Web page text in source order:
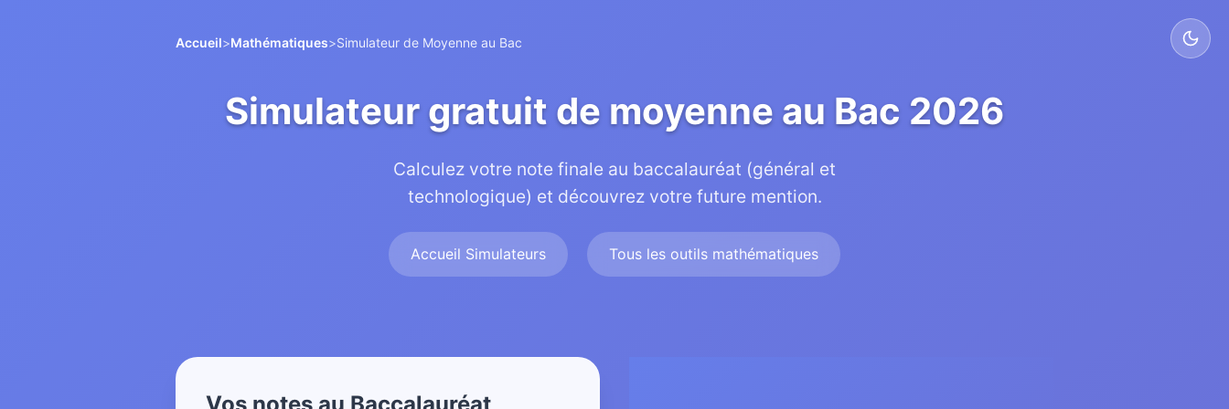
Accueil>Mathématiques>Simulateur de Moyenne au Bac
Simulateur gratuit de moyenne au Bac 2026
Calculez votre note finale au baccalauréat (général et
technologique) et découvrez votre future mention.
Accueil Simulateurs Tous les outils mathématiques